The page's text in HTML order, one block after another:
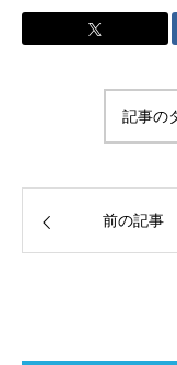
記事の
前の記事